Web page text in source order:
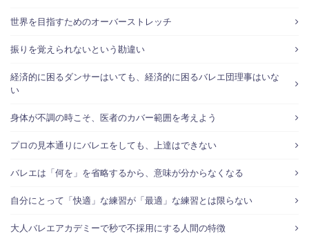
世界を目指すためのオーバーストレッチ
振りを覚えられないという勘違い
経済的に困るダンサーはいても、経済的に困るバレエ団理事はいな
い
身体が不調の時こそ、医者のカバー範囲を考えよう
プロの見本通りにバレエをしても、上達はできない
バレエは「何を」を省略するから、意味が分からなくなる
自分にとって「快適」な練習が「最適」な練習とは限らない
大人バレエアカデミーで秒で不採用にする人間の特徴